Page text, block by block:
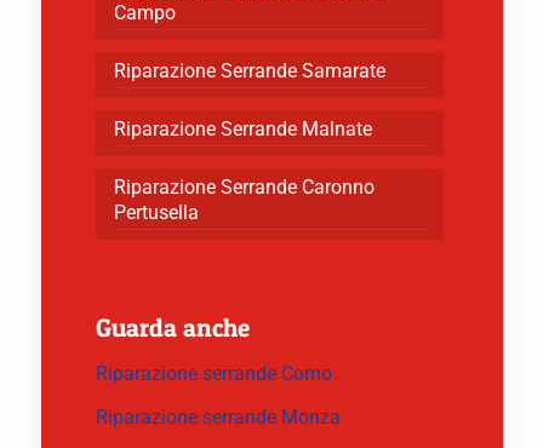
Campo
Riparazione Serrande Samarate
Riparazione Serrande Malnate
Riparazione Serrande Caronno
Pertusella
Guarda anche
Riparazione serrande Como
Riparazione serrande Monza